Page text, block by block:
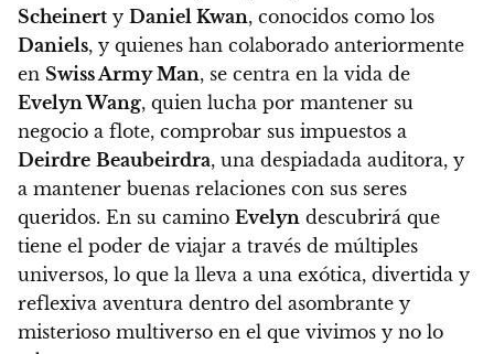
Scheinert y Daniel Kwan, conocidos como los
Daniels, y quienes han colaborado anteriormente
en Swiss Army Man, se centra en la vida de
Evelyn Wang, quien lucha por mantener su
negocio a flote, comprobar sus impuestos a
Deirdre Beaubeirdra, una despiadada auditora, y
a mantener buenas relaciones con sus seres
queridos. En su camino Evelyn descubrirá que
tiene el poder de viajar a través de múltiples
universos, lo que la lleva a una exótica, divertida y
reflexiva aventura dentro del asombrante y
misterioso multiverso en el que vivimos y no lo